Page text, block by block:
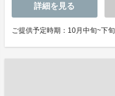
詳細を見る
ご提供予定時期：10月中旬~下旬